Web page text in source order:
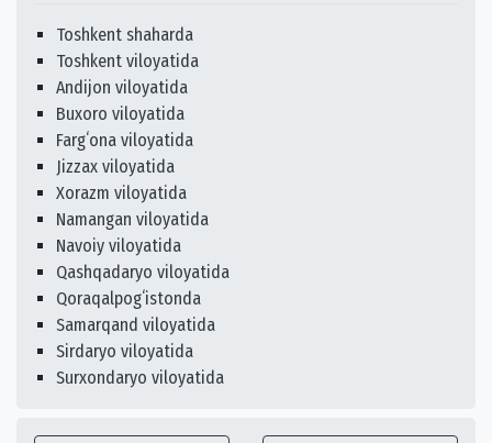
Toshkent shaharda
Toshkent viloyatida
Andijon viloyatida
Buxoro viloyatida
Fargʻona viloyatida
Jizzax viloyatida
Xorazm viloyatida
Namangan viloyatida
Navoiy viloyatida
Qashqadaryo viloyatida
Qoraqalpogʻistonda
Samarqand viloyatida
Sirdaryo viloyatida
Surxondaryo viloyatida